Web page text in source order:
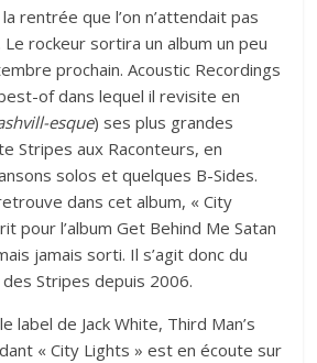
rentrée que l’on n’attendait pas
Le rockeur sortira un album un peu
prochain. Acoustic Recordings
of dans lequel il revisite en
esque) ses plus grandes
Stripes aux Raconteurs, en
solos et quelques B-Sides.
dans cet album, « City
pour l’album Get Behind Me Satan
jamais sorti. Il s’agit donc du
Stripes depuis 2006.
label de Jack White, Third Man’s
« City Lights » est en écoute sur